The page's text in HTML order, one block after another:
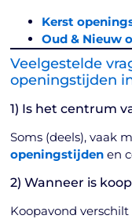
Kerst
Oud & Nieuw
Veelgestelde
openingstijden
1) Is het centrum
Soms (deels), vaak
openingstijden en
2) Wanneer is
Koopavond